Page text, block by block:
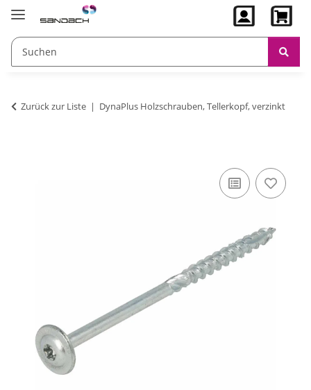
Zurück zur Liste DynaPlus Holzschrauben, Tellerkopf, verzinkt